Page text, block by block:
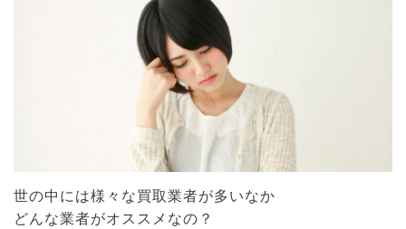
世の中には様々な買取業者が多いなか
どんな業者がオススメなの？